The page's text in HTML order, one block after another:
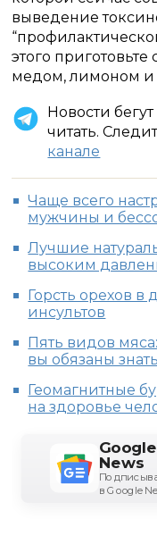
выведение
этого
медом, лимоном
Новости
читать.
канале
Чаще всего
мужчины и
Лучшие
высоким
Горсть орехов в
инсультов
Пять видов
вы обязаны знать
Геомагнитные
на здоровье
Google
News
в Google